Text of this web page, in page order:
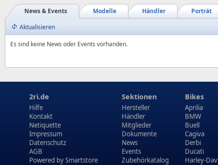
Porträt
Händler
Modelle
News & Events
Aktualisieren
Es sind keine News oder Events vorhanden.
2ri.de
Hilfe
Kontakt
Netiquette
Impressum
Datenschutz
AGB
Powered bySmartstore
Sektionen
Hersteller
Händler
Mitglieder
Dokumente
News
Events
Zubehörkatalog
Bikes
Aprilia
BMW
Buell
Cagiva
Derbi
Ducati
Harley-